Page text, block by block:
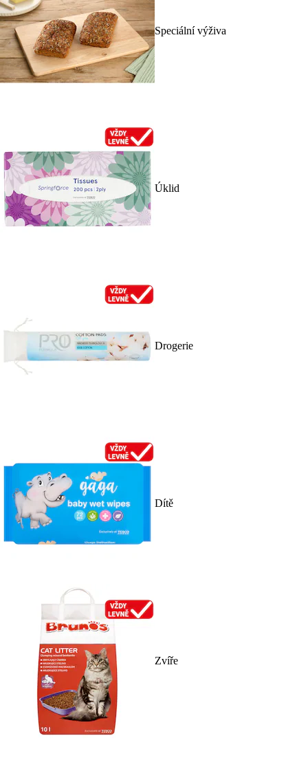
Speciální výživa
Úklid
Drogerie
Dítě
Zvíře